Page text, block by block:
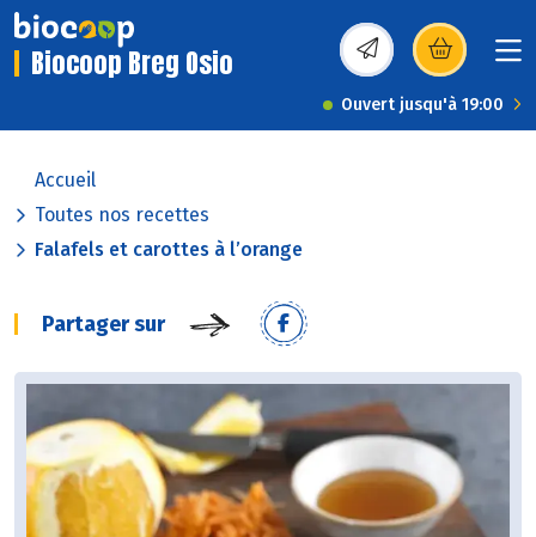
Biocoop Breg Osio (s’ouvre dans une
Ouvert jusqu'à 19:00
Accueil
Toutes nos recettes
Falafels et carottes à l’orange
Partager sur